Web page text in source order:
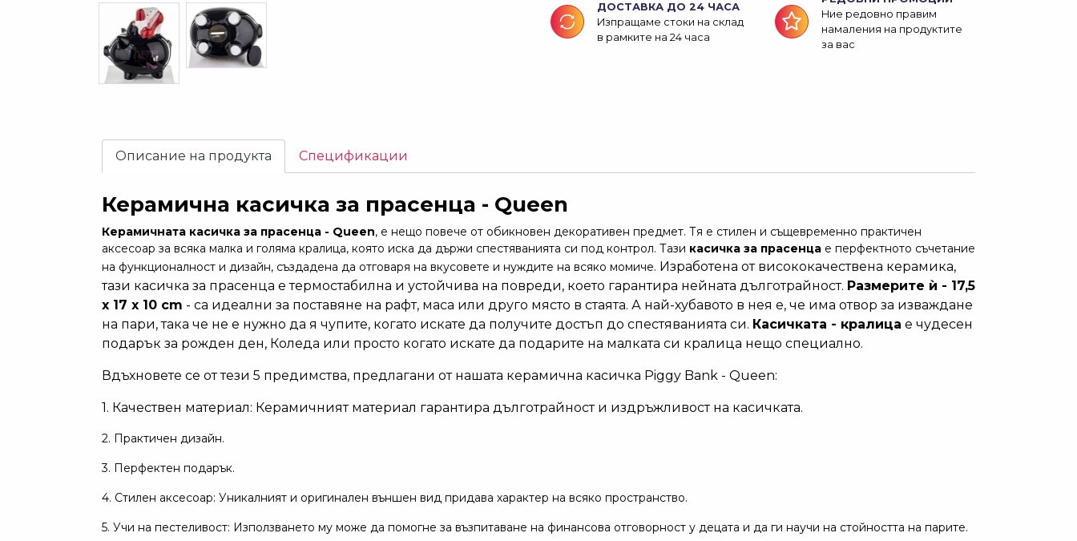
ДОСТАВКА ДО 24 ЧАСА
Изпращаме стоки на склад
в рамките на 24 часа
Ние редовно правим
намаления на продуктите
за вас
Описание на продукта Спецификации
Керамична касичка за прасенца - Queen
Керамичната касичка за прасенца - Queen, е нещо повече от обикновен декоративен предмет. Тя е стилен и същевременно практичен
аксесоар за всяка малка и голяма кралица, която иска да държи спестяванията си под контрол. Тази касичка за прасенца е перфектното съчетание
на функционалност и дизайн, създадена да отговаря на вкусовете и нуждите на всяко момиче. Изработена от висококачествена керамика,
тази касичка за прасенца е термостабилна и устойчива на повреди, което гарантира нейната дълготрайност. Размерите ѝ - 17,5
x 17 x 10 cm - са идеални за поставяне на рафт, маса или друго място в стаята. А най-хубавото в нея е, че има отвор за изваждане
на пари, така че не е нужно да я чупите, когато искате да получите достъп до спестяванията си. Касичката - кралица е чудесен
подарък за рожден ден, Коледа или просто когато искате да подарите на малката си кралица нещо специално.
Вдъхновете се от тези 5 предимства, предлагани от нашата керамична касичка Piggy Bank - Queen:
1. Качествен материал: Керамичният материал гарантира дълготрайност и издръжливост на касичката.
2. Практичен дизайн.
3. Перфектен подарък.
4. Стилен аксесоар: Уникалният и оригинален външен вид придава характер на всяко пространство.
5. Учи на пестеливост: Използването му може да помогне за възпитаване на финансова отговорност у децата и да ги научи на стойността на парите.